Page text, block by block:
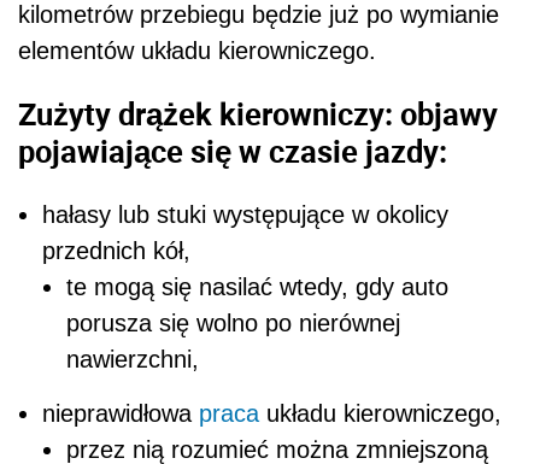
kilometrów przebiegu będzie już po wymianie
elementów układu kierowniczego.
Zużyty drążek kierowniczy: objawy
pojawiające się w czasie jazdy:
hałasy lub stuki występujące w okolicy
przednich kół,
te mogą się nasilać wtedy, gdy auto
porusza się wolno po nierównej
nawierzchni,
nieprawidłowa praca układu kierowniczego,
przez nią rozumieć można zmniejszoną